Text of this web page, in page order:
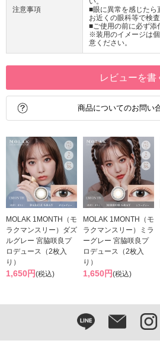
注意事項
■眼に異常を感じたら
お近くの眼科等で検
■ご使用の前に必ず添
※装用のイメージは
意ください。
レビューを書
商品についてのお問い
MOLAK 1MONTH（モ
ラクマンスリー）ダズ
ルグレー 宮脇咲良プ
ロデュース（2枚入
り）
1,650円(税込)
MOLAK 1MONTH（モ
ラクマンスリー）ミラ
ーグレー 宮脇咲良プ
ロデュース（2枚入
り）
1,650円(税込)